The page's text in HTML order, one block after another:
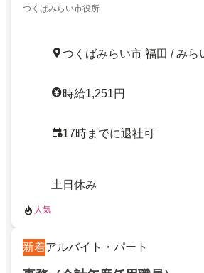
つくばみらい市役所
つくばみらい市 福田 / みら
時給1,251円
17時までに退社可
土日休み
人気
新着アルバイト・パート